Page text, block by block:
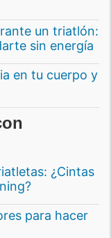
un triatlón:
sin energía
en tu cuerpo y
¿Cintas
para hacer